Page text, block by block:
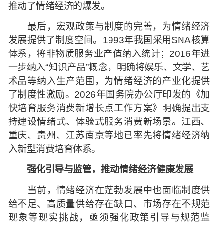
推动了情绪经济的爆发。
最后，宏观政策与制度的完善，为情绪经济
发展提供了制度空间。1993年我国采用SNA核算
体系，将非物质服务业产值纳入统计；2016年进
一步纳入“知识产品”概念，明确将娱乐、文学、艺
术品等纳入生产范围，为情绪经济的产业化提供
了制度性激励。2026年国务院办公厅印发的《加
快培育服务消费新增长点工作方案》明确提出支
持建设情绪式、体验式服务消费新场景。江西、
重庆、贵州、江苏南京等地已率先将情绪经济纳
入新型消费培育体系。
强化引导与监管，推动情绪经济健康发展
当前，情绪经济在蓬勃发展中也面临制度供
给不足、高质量供给存在缺口、市场存在不规范
现象等现实挑战，亟须强化政策引导与规范监